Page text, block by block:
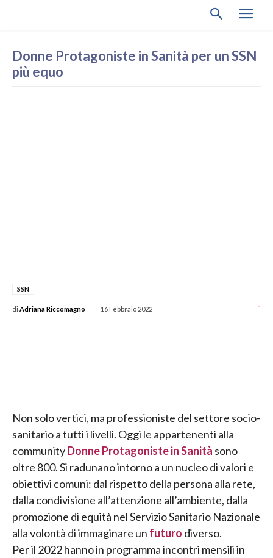
Donne Protagoniste in Sanità per un SSN
più equo
SSN
di Adriana Riccomagno 16 Febbraio 2022 -
Non solo vertici, ma professioniste del settore socio-
sanitario a tutti i livelli. Oggi le appartenenti alla
communityDonne Protagoniste in Sanità sono
oltre 800. Si radunano intorno a un nucleo di valori e
obiettivi comuni: dal rispetto della persona alla rete,
dalla condivisione all’attenzione all’ambiente, dalla
promozione di equità nel Servizio Sanitario Nazionale
alla volontà di immaginare un futuro diverso.
Per il 2022 hanno in programma incontri mensili in